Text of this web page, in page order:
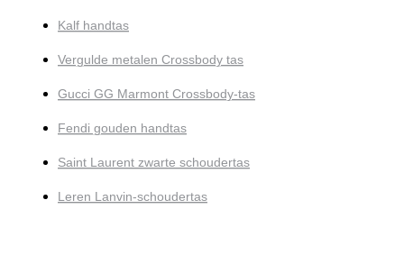
Kalf handtas
Vergulde metalen Crossbody tas
Gucci GG Marmont Crossbody-tas
Fendi gouden handtas
Saint Laurent zwarte schoudertas
Leren Lanvin-schoudertas